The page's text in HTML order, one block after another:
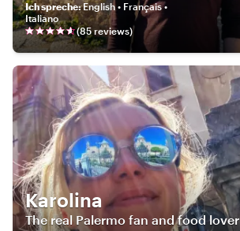
Ich spreche:English • Français •
Italiano
(85reviews)
Karolina
The real Palermo fan and food lover